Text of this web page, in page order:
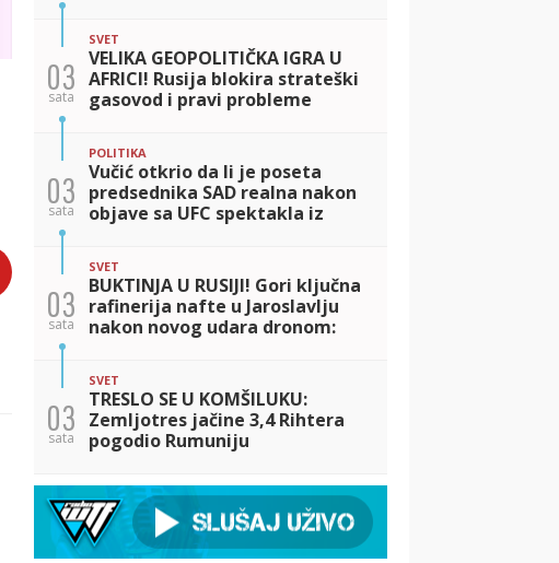
03
sata
SVET
VELIKA GEOPOLITIČKA IGRA U
AFRICI! Rusija blokira strateški
gasovod i pravi probleme
03
sata
POLITIKA
Vučić otkrio da li je poseta
predsednika SAD realna nakon
objave sa UFC spektakla iz
03
sata
SVET
BUKTINJA U RUSIJI! Gori ključna
rafinerija nafte u Jaroslavlju
nakon novog udara dronom:
03
sata
SVET
TRESLO SE U KOMŠILUKU:
Zemljotres jačine 3,4 Rihtera
pogodio Rumuniju